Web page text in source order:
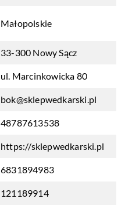
Małopolskie
33-300 Nowy Sącz
ul. Marcinkowicka 80
bok@sklepwedkarski.pl
48787613538
https://sklepwedkarski.pl
6831894983
121189914